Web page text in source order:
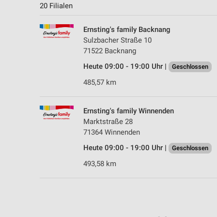
20 Filialen
Ernsting's family Backnang
Sulzbacher Straße 10
71522 Backnang
Heute 09:00 - 19:00 Uhr |
Geschlossen
485,57 km
Ernsting's family Winnenden
Marktstraße 28
71364 Winnenden
Heute 09:00 - 19:00 Uhr |
Geschlossen
493,58 km